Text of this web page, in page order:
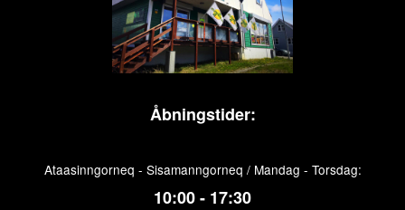
Åbningstider:
Ataasinngorneq - Sisamanngorneq / Mandag - Torsdag:
10:00 - 17:30